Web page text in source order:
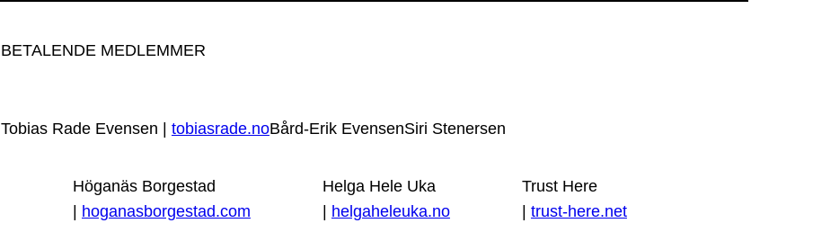
BETALENDE MEDLEMMER
Tobias Rade Evensen | tobiasrade.noBård-Erik EvensenSiri Stenersen
Höganäs Borgestad
| hoganasborgestad.com
Helga Hele Uka
| helgaheleuka.no
Trust Here
| trust-here.net